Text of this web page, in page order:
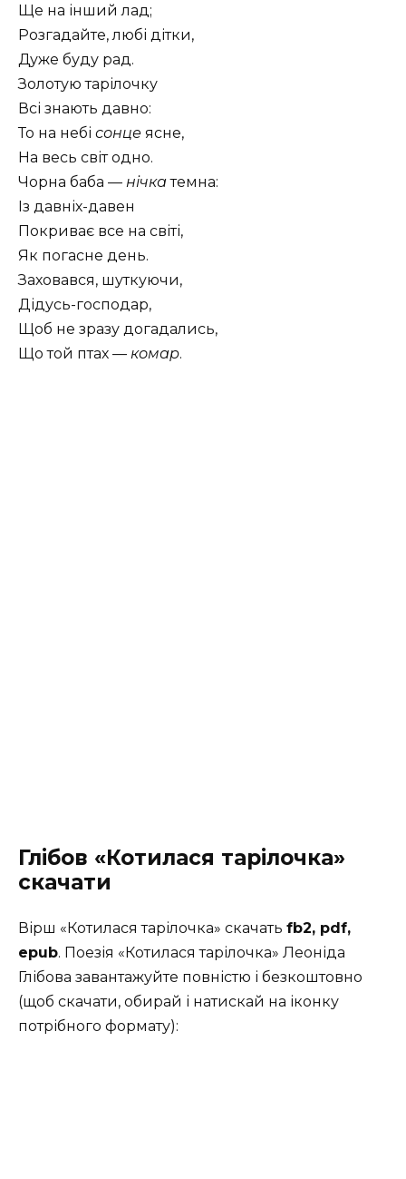
Ще на інший лад;
Розгадайте, любі дітки,
Дуже буду рад.
Золотую тарілочку
Всі знають давно:
То на небі сонце ясне,
На весь світ одно.
Чорна баба — нічкатемна:
Із давніх-давен
Покриває все на світі,
Як погасне день.
Заховався, шуткуючи,
Дідусь-господар,
Щоб не зразу догадались,
Що той птах — комар.
Глібов «Котилася тарілочка»
скачати
Вірш «Котилася тарілочка» скачать fb2, pdf,
epub. Поезія «Котилася тарілочка» Леоніда
Глібова завантажуйте повністю і безкоштовно
(щоб скачати, обирай і натискай на іконку
потрібного формату):